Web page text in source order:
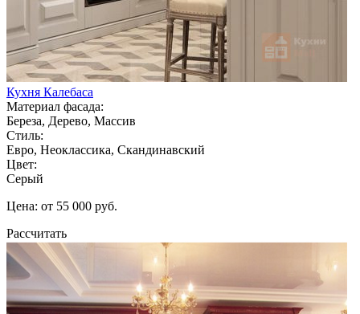
Кухня Калебаса
Материал фасада:
Береза, Дерево, Массив
Стиль:
Евро, Неоклассика, Скандинавский
Цвет:
Серый
Цена: от 55 000 руб.
Рассчитать